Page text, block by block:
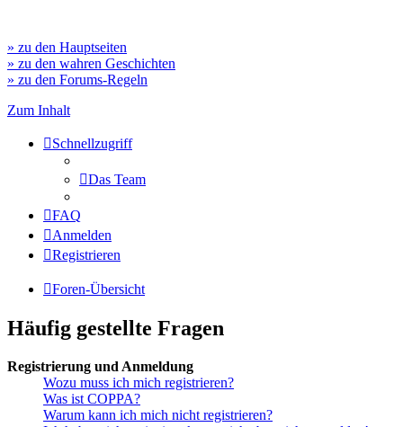
» zu den Hauptseiten
» zu den wahren Geschichten
» zu den Forums-Regeln
Zum Inhalt
Schnellzugriff
Das Team
FAQ
Anmelden
Registrieren
Foren-Übersicht
Häufig gestellte Fragen
Registrierung und Anmeldung
Wozu muss ich mich registrieren?
Was ist COPPA?
Warum kann ich mich nicht registrieren?